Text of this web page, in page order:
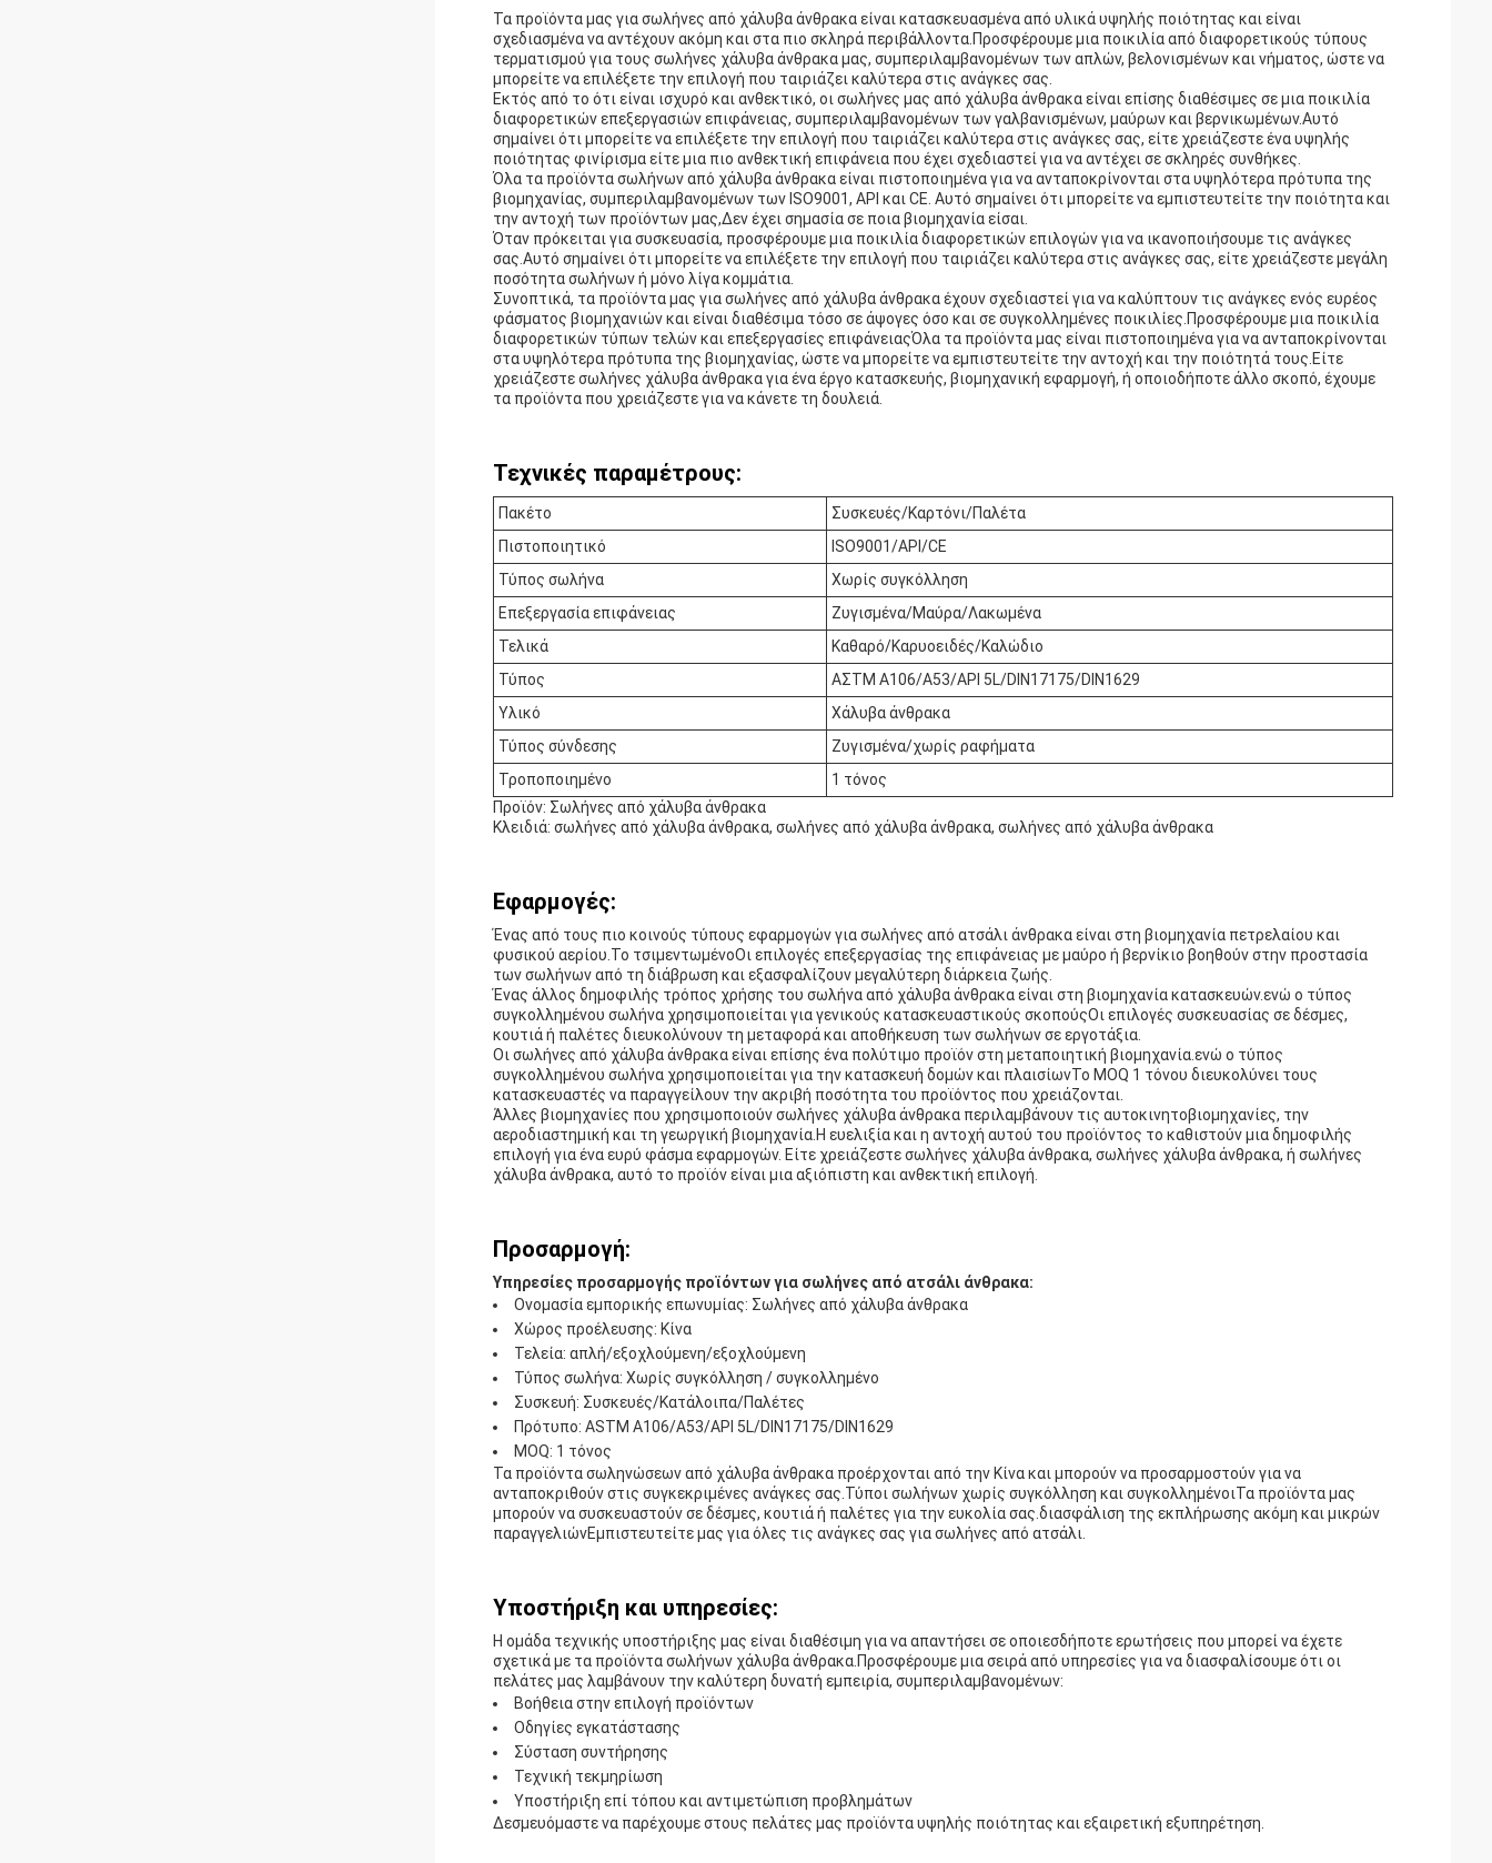
Τα προϊόντα μας για σωλήνες από χάλυβα άνθρακα είναι κατασκευασμένα από υλικά υψηλής ποιότητας και είναι
σχεδιασμένα να αντέχουν ακόμη και στα πιο σκληρά περιβάλλοντα.Προσφέρουμε μια ποικιλία από διαφορετικούς τύπους
τερματισμού για τους σωλήνες χάλυβα άνθρακα μας, συμπεριλαμβανομένων των απλών, βελονισμένων και νήματος, ώστε να
μπορείτε να επιλέξετε την επιλογή που ταιριάζει καλύτερα στις ανάγκες σας.
Εκτός από το ότι είναι ισχυρό και ανθεκτικό, οι σωλήνες μας από χάλυβα άνθρακα είναι επίσης διαθέσιμες σε μια ποικιλία
διαφορετικών επεξεργασιών επιφάνειας, συμπεριλαμβανομένων των γαλβανισμένων, μαύρων και βερνικωμένων.Αυτό
σημαίνει ότι μπορείτε να επιλέξετε την επιλογή που ταιριάζει καλύτερα στις ανάγκες σας, είτε χρειάζεστε ένα υψηλής
ποιότητας φινίρισμα είτε μια πιο ανθεκτική επιφάνεια που έχει σχεδιαστεί για να αντέχει σε σκληρές συνθήκες.
Όλα τα προϊόντα σωλήνων από χάλυβα άνθρακα είναι πιστοποιημένα για να ανταποκρίνονται στα υψηλότερα πρότυπα της
βιομηχανίας, συμπεριλαμβανομένων των ISO9001, API και CE. Αυτό σημαίνει ότι μπορείτε να εμπιστευτείτε την ποιότητα και
την αντοχή των προϊόντων μας,Δεν έχει σημασία σε ποια βιομηχανία είσαι.
Όταν πρόκειται για συσκευασία, προσφέρουμε μια ποικιλία διαφορετικών επιλογών για να ικανοποιήσουμε τις ανάγκες
σας.Αυτό σημαίνει ότι μπορείτε να επιλέξετε την επιλογή που ταιριάζει καλύτερα στις ανάγκες σας, είτε χρειάζεστε μεγάλη
ποσότητα σωλήνων ή μόνο λίγα κομμάτια.
Συνοπτικά, τα προϊόντα μας για σωλήνες από χάλυβα άνθρακα έχουν σχεδιαστεί για να καλύπτουν τις ανάγκες ενός ευρέος
φάσματος βιομηχανιών και είναι διαθέσιμα τόσο σε άψογες όσο και σε συγκολλημένες ποικιλίες.Προσφέρουμε μια ποικιλία
διαφορετικών τύπων τελών και επεξεργασίες επιφάνειαςΌλα τα προϊόντα μας είναι πιστοποιημένα για να ανταποκρίνονται
στα υψηλότερα πρότυπα της βιομηχανίας, ώστε να μπορείτε να εμπιστευτείτε την αντοχή και την ποιότητά τους.Είτε
χρειάζεστε σωλήνες χάλυβα άνθρακα για ένα έργο κατασκευής, βιομηχανική εφαρμογή, ή οποιοδήποτε άλλο σκοπό, έχουμε
τα προϊόντα που χρειάζεστε για να κάνετε τη δουλειά.
Τεχνικές παραμέτρους:
Πακέτο
Συσκευές/Καρτόνι/Παλέτα
Πιστοποιητικό
ISO9001/API/CE
Τύπος σωλήνα
Χωρίς συγκόλληση
Επεξεργασία επιφάνειας
Ζυγισμένα/Μαύρα/Λακωμένα
Τελικά
Καθαρό/Καρυοειδές/Καλώδιο
Τύπος
ΑΣTM A106/A53/API 5L/DIN17175/DIN1629
Υλικό
Χάλυβα άνθρακα
Τύπος σύνδεσης
Ζυγισμένα/χωρίς ραφήματα
Τροποποιημένο
1 τόνος
Προϊόν: Σωλήνες από χάλυβα άνθρακα
Κλειδιά: σωλήνες από χάλυβα άνθρακα, σωλήνες από χάλυβα άνθρακα, σωλήνες από χάλυβα άνθρακα
Εφαρμογές:
Ένας από τους πιο κοινούς τύπους εφαρμογών για σωλήνες από ατσάλι άνθρακα είναι στη βιομηχανία πετρελαίου και
φυσικού αερίου.Το τσιμεντωμένοΟι επιλογές επεξεργασίας της επιφάνειας με μαύρο ή βερνίκιο βοηθούν στην προστασία
των σωλήνων από τη διάβρωση και εξασφαλίζουν μεγαλύτερη διάρκεια ζωής.
Ένας άλλος δημοφιλής τρόπος χρήσης του σωλήνα από χάλυβα άνθρακα είναι στη βιομηχανία κατασκευών.ενώ ο τύπος
συγκολλημένου σωλήνα χρησιμοποιείται για γενικούς κατασκευαστικούς σκοπούςΟι επιλογές συσκευασίας σε δέσμες,
κουτιά ή παλέτες διευκολύνουν τη μεταφορά και αποθήκευση των σωλήνων σε εργοτάξια.
Οι σωλήνες από χάλυβα άνθρακα είναι επίσης ένα πολύτιμο προϊόν στη μεταποιητική βιομηχανία.ενώ ο τύπος
συγκολλημένου σωλήνα χρησιμοποιείται για την κατασκευή δομών και πλαισίωνΤο MOQ 1 τόνου διευκολύνει τους
κατασκευαστές να παραγγείλουν την ακριβή ποσότητα του προϊόντος που χρειάζονται.
Άλλες βιομηχανίες που χρησιμοποιούν σωλήνες χάλυβα άνθρακα περιλαμβάνουν τις αυτοκινητοβιομηχανίες, την
αεροδιαστημική και τη γεωργική βιομηχανία.Η ευελιξία και η αντοχή αυτού του προϊόντος το καθιστούν μια δημοφιλής
επιλογή για ένα ευρύ φάσμα εφαρμογών. Είτε χρειάζεστε σωλήνες χάλυβα άνθρακα, σωλήνες χάλυβα άνθρακα, ή σωλήνες
χάλυβα άνθρακα, αυτό το προϊόν είναι μια αξιόπιστη και ανθεκτική επιλογή.
Προσαρμογή:
Υπηρεσίες προσαρμογής προϊόντων για σωλήνες από ατσάλι άνθρακα:
Ονομασία εμπορικής επωνυμίας: Σωλήνες από χάλυβα άνθρακα
Χώρος προέλευσης: Κίνα
Τελεία: απλή/εξοχλούμενη/εξοχλούμενη
Τύπος σωλήνα: Χωρίς συγκόλληση / συγκολλημένο
Συσκευή: Συσκευές/Κατάλοιπα/Παλέτες
Πρότυπο: ASTM A106/A53/API 5L/DIN17175/DIN1629
MOQ: 1 τόνος
Τα προϊόντα σωληνώσεων από χάλυβα άνθρακα προέρχονται από την Κίνα και μπορούν να προσαρμοστούν για να
ανταποκριθούν στις συγκεκριμένες ανάγκες σας.Τύποι σωλήνων χωρίς συγκόλληση και συγκολλημένοιΤα προϊόντα μας
μπορούν να συσκευαστούν σε δέσμες, κουτιά ή παλέτες για την ευκολία σας.διασφάλιση της εκπλήρωσης ακόμη και μικρών
παραγγελιώνΕμπιστευτείτε μας για όλες τις ανάγκες σας για σωλήνες από ατσάλι.
Υποστήριξη και υπηρεσίες:
Η ομάδα τεχνικής υποστήριξης μας είναι διαθέσιμη για να απαντήσει σε οποιεσδήποτε ερωτήσεις που μπορεί να έχετε
σχετικά με τα προϊόντα σωλήνων χάλυβα άνθρακα.Προσφέρουμε μια σειρά από υπηρεσίες για να διασφαλίσουμε ότι οι
πελάτες μας λαμβάνουν την καλύτερη δυνατή εμπειρία, συμπεριλαμβανομένων:
Βοήθεια στην επιλογή προϊόντων
Οδηγίες εγκατάστασης
Σύσταση συντήρησης
Τεχνική τεκμηρίωση
Υποστήριξη επί τόπου και αντιμετώπιση προβλημάτων
Δεσμευόμαστε να παρέχουμε στους πελάτες μας προϊόντα υψηλής ποιότητας και εξαιρετική εξυπηρέτηση.